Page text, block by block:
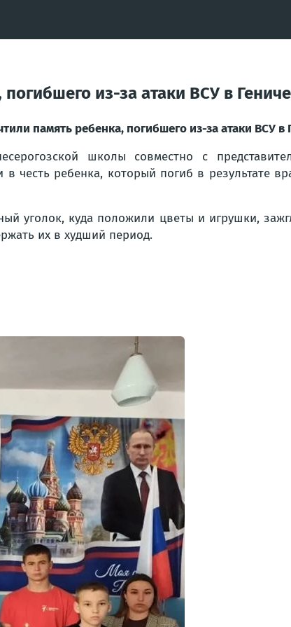
из-за атаки ВСУ в
память ребенка, погибшего из-за атаки ВСУ в
школы совместно с
честь ребенка, который погиб в результате
уголок, куда положили цветы и игрушки,
их в худший период.